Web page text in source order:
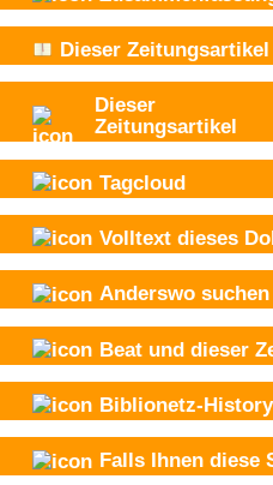
Dieser Zeitungsartikel
Dieser
Zeitungsartikel
Tagcloud
Volltext dieses
Anderswo suchen
Beat und dieser
Biblionetz-History
Falls Ihnen diese